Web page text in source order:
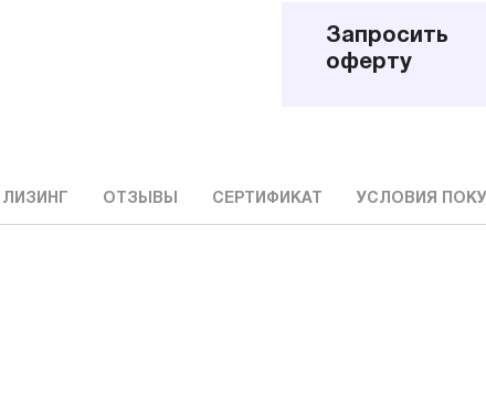
Запросить
оферту
ЛИЗИНГ ОТЗЫВЫ СЕРТИФИКАТ УСЛОВИЯ